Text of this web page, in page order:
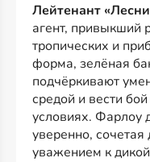
Лейтенант
агент, привыкший
тропических и
форма, зелёная
подчёркивают
средой и вести
условиях. Фарлоу
уверенно,
уважением к